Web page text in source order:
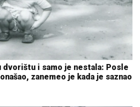
dvorištu i samo je nestala: Posle
zanemeo je kada je saznao